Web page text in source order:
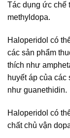
Tác dụng ức chế
methyldopa.
Haloperidol có
các sản phẩm
thích như
huyết áp của các
như guanethidin.
Haloperidol có
chất chủ vận